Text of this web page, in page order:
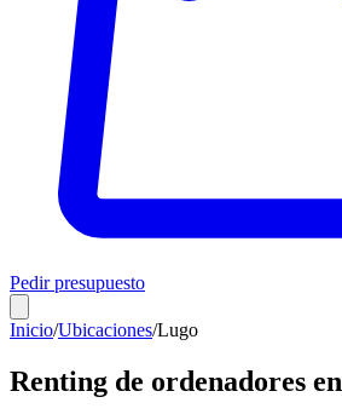
Pedir presupuesto
Inicio/Ubicaciones/Lugo
Renting de ordenadores en